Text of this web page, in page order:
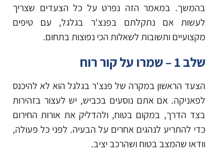
בהמשך. במאמר הזה נפרט על כל הצעדים שצריך
לעשות אם נתקלתם בפנצ'ר בגלגל, עם טיפים
מקצועיים ותשובות לשאלות הכי נפוצות בתחום.
שלב 1 – שמרו על קור רוח
הצעד הראשון במקרה של פנצ'ר בגלגל הוא לא להיכנס
לפאניקה. אם אתם נוסעים בכביש, יש לעצור בזהירות
בצד הדרך, במקום בטוח, ולהדליק את אורות החירום
כדי להתריע לנהגים אחרים על הבעיה. לפני כל פעולה,
וודאו שהמצב בטוח ושהרכב יציב.